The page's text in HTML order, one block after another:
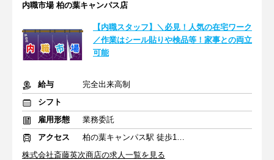
内職市場 柏の葉キャンパス店
【内職スタッフ】＼必見！人気の在宅ワーク
／作業はシール貼りや検品等！家事との両立
可能
給与
完全出来高制
シフト
雇用形態
業務委託
アクセス
柏の葉キャンパス駅 徒歩10分
株式会社斎藤英次商店の求人一覧を見る